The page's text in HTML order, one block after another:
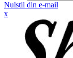
Nulstil din e-mail
x